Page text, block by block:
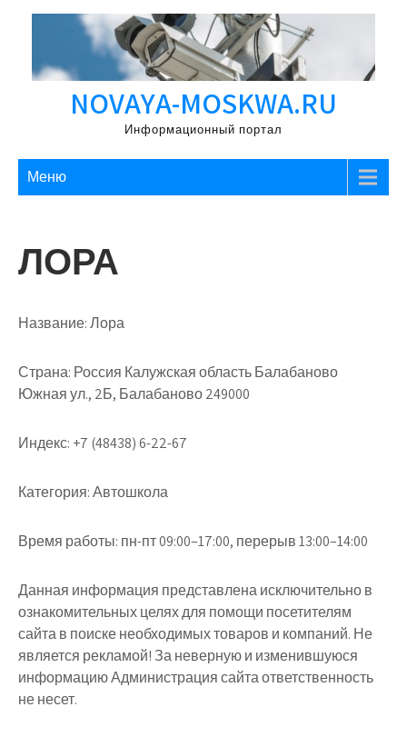
Перейти
содержимому
NOVAYA-MOSKWA.RU
Информационный портал
Меню
ЛОРА
Название:Лора
Страна: Россия Калужская область Балабаново
Южная ул., 2Б, Балабаново 249000
Индекс: +7 (48438) 6-22-67
Категория:Автошкола
Время работы: пн-пт 09:00–17:00, перерыв 13:00–14:00
Данная информация представлена исключительно в
ознакомительных целях для помощи посетителям
сайта в поиске необходимых товаров и компаний. Не
является рекламой! За неверную и изменившуюся
информацию Администрация сайта ответственность
не несет.